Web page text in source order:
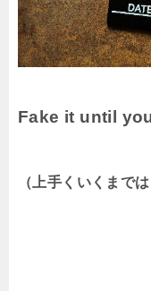
Fake it until
（上手くいくまで